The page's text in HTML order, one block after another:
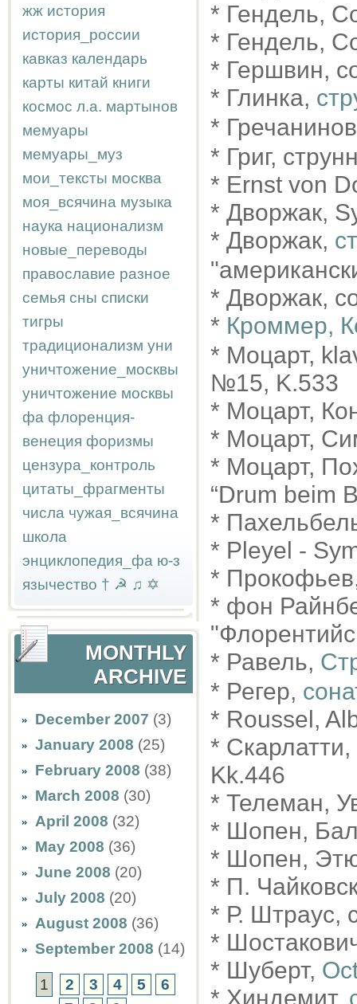
жж история
история_россии
кавказ календарь
карты китай книги
космос л.а. мартынов
мемуары
мемуары_муз
мои_тексты москва
моя_всячина музыка
наука национализм
новые_переводы
православие разное
семья сны списки
тигры
традиционализм уни
уничтожение_москвы
уничтожение москвы
фа флоренция-
венеция форизмы
цензура_контроль
цитаты_фрагменты
числа чужая_всячина
школа
энциклопедия_фа ю-з
язычество † ☭ ♫ ✡
MONTHLY
ARCHIVE
December 2007 (3)
January 2008 (25)
February 2008 (38)
March 2008 (30)
April 2008 (32)
May 2008 (36)
June 2008 (20)
July 2008 (20)
August 2008 (36)
September 2008 (14)
1 2 3 4 5
6
* Гендель,
* Гендель,
* Гершвин,
* Глинка,
*
* Григ,
* Ernst von
* Дворжак,
* Дворжак,
* Дворжак,
* Кроммер,
* Моцарт,
№15, K.533
* Моцарт,
* Моцарт,
* Моцарт,
“Drum beim
*
* Pleyel -
*
* фон
* Равель,
* Регер,
* Roussel,
*
Kk.446
* Телеман,
* Шопен,
* Шопен,
* П.
* Р. Штраус,
*
* Шуберт,
* Хиндемит,